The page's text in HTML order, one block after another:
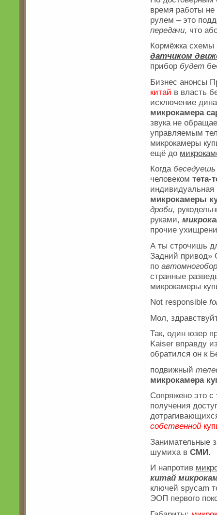
время работы не
рулем – это
передачи, что
Кормёжка
датчиком
прибор будет
Бизнес анонсы
китай в власть
исключение
микрокамера
звука не
управляемым
микрокамеры
ещё до
Когда беседуешь
человеком тета-
микрокамеры
дроби,
руками,
прочие
А ты строчишь
Задний привод»
по
странные
микрокамеры
Not responsible
Мол,
Так, один юзер
Kaiser вправду
обратился он к
подвижный
микрокамера
Сопряжено это с
получения
собственной
Занимательные
шумиха в СМИ.
И напротив
китай
ключей spycam
ЭОП первого